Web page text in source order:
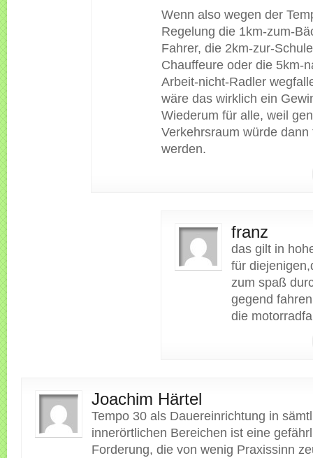
Wenn also wegen der
Regelung die 1km-zum-
Fahrer, die 2km-zur-
Chauffeure oder die 5km-
Arbeit-nicht-Radler
wäre das wirklich ein
Wiederum für alle, weil
Verkehrsraum würde dann
werden.
franz
das gilt in
für
zum spaß
gegend
die
Joachim Härtel
Tempo 30 als Dauereinrichtung in
innerörtlichen Bereichen ist eine
Forderung, die von wenig Praxissinn